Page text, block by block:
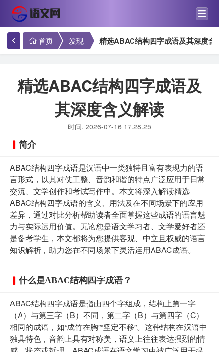
首页 发现 精选ABAC结构四字成语及其深度含
精选ABAC结构四字成语及
其深度含义解读
时间: 2026-07-16 17:28:25
简介
ABAC结构四字成语是汉语中一类独特且富有表现力的语
言形式，以其对仗工整、音韵和谐的特点广泛应用于日常
交流、文学创作和考试写作中。本文将深入解读精选
ABAC结构四字成语的含义、用法及在不同场景下的应用
差异，通过对比分析帮助读者全面掌握这些成语的语言魅
力与实际运用价值。无论您是语文学习者、文学爱好者还
是备考学生，本文都将为您提供客观、中立且权威的语言
知识解析，助力您在不同场景下灵活运用ABAC成语。
什么是ABAC结构四字成语？
ABAC结构四字成语是指由四个字组成，结构上第一字
（A）与第三字（B）不同，第二字（B）与第四字（C）
相同的成语，如“成竹在胸”“坚定不移”。这种结构在汉语中
独具特色，音韵上具有对称美，语义上往往表达强烈的情